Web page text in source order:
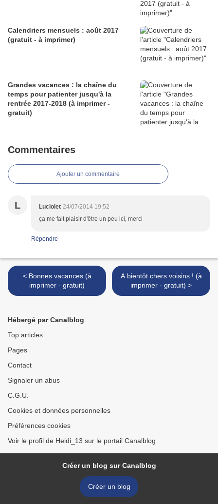
Calendriers mensuels : août 2017
(gratuit - à imprimer)
Grandes vacances : la chaîne du
temps pour patienter jusqu'à la
rentrée 2017-2018 (à imprimer -
gratuit)
Commentaires
Ajouter un commentaire
L Luciolet 24/07/2014 19:52
ça me fait plaisir d'être un peu ici, merci
Répondre
< Bonnes vacances (à
imprimer - gratuit)
A bientôt chers voisins ! (à
imprimer - gratuit) >
Hébergé par Canalblog
Top articles
Pages
Contact
Signaler un abus
C.G.U.
Cookies et données personnelles
Préférences cookies
Voir le profil de Heidi_13 sur le portail Canalblog
Créer un blog sur Canalblog
Créer un blog